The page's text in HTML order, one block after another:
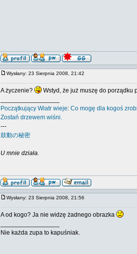
Wysłany: 23 Sierpnia 2008, 21:42
A życzenie?
Wstyd, że już muszę do porządku
Początkujący Wiatr wieje: Co mogę dla kogoś
Zostań drzewem wiśni.
---
鼓動の秘密
U mnie działa.
Wysłany: 23 Sierpnia 2008, 21:56
A od kogo? Ja nie widzę żadnego obrazka
Nie każda zupa to kapuśniak.